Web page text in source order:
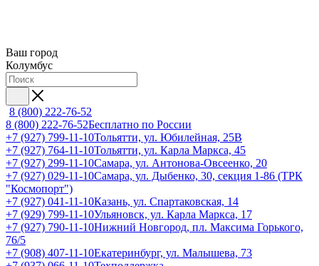
Ваш город
Колумбус
8 (800) 222-76-52
8 (800) 222-76-52Бесплатно по России
+7 (927) 799-11-10Тольятти, ул. Юбилейная, 25В
+7 (927) 764-11-10Тольятти, ул. Карла Маркса, 45
+7 (927) 299-11-10Самара, ул. Антонова-Овсеенко, 20
+7 (927) 029-11-10Самара, ул. Дыбенко, 30, секция 1-86 (ТРК
"Космопорт")
+7 (927) 041-11-10Казань, ул. Спартаковская, 14
+7 (929) 799-11-10Ульяновск, ул. Карла Маркса, 17
+7 (927) 790-11-10Нижний Новгород, пл. Максима Горького,
76/5
+7 (908) 407-11-10Екатеринбург, ул. Малышева, 73